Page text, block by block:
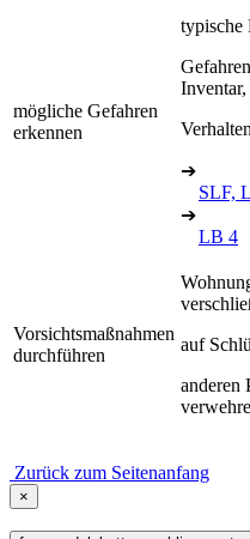
mögliche Gefahren
erkennen
typische
➔
SLF,
➔
LB 4
Vorsichtsmaßnahmen
durchführen
auf
anderen
Zurück zum Seitenanfang
×